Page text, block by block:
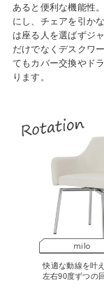
あると便利な機能性
にし、チェアを引か
は座る人を選ばずジ
だけでなくデスクワ
てもカバー交換やド
ります。
milo
快適な動線を叶
左右90度ずつの